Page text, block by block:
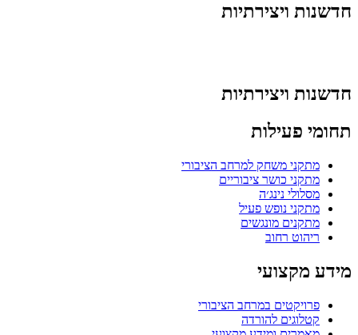
חדשנות ויצירתיות
חדשנות ויצירתיות
תחומי פעילות
מתקני משחק למרחב הציבורי
מתקני כושר ציבוריים
מסלולי נינג׳ה
מתקני נופש פעיל
מתקנים מונגשים
ריהוט רחוב
מידע מקצועי
פרויקטים במרחב הציבורי
קטלוגים להורדה